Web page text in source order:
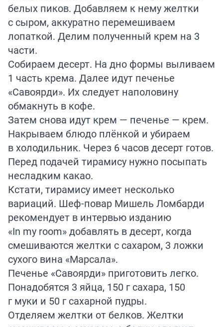
белых пиков. Добавляем к нему желтки
с сыром, аккуратно перемешиваем
лопаткой. Делим полученный крем на 3
части.
Собираем десерт. На дно формы выливаем
1 часть крема. Далее идут печенье
«Савоярди». Их следует наполовину
обмакнуть в кофе.
Затем снова идут крем — печенье — крем.
Накрываем блюдо плёнкой и убираем
в холодильник. Через 6 часов десерт готов.
Перед подачей тирамису нужно посыпать
несладким какао.
Кстати, тирамису имеет несколько
вариаций. Шеф-повар Мишель Ломбарди
рекомендует в интервью изданию
«In my room» добавлять в десерт, когда
смешиваются желтки с сахаром, 3 ложки
сухого вина «Марсала».
Печенье «Савоярди» приготовить легко.
Понадобятся 3 яйца, 150 г сахара, 150
г муки и 50 г сахарной пудры.
Отделяем желтки от белков. Желтки